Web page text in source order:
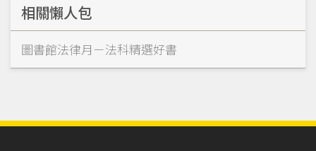
相關懶人包
圖書館法律月－法科精選好書